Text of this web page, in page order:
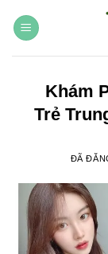
đến
Khám
Trẻ
ĐÃ